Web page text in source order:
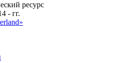
ресурс
- гг.